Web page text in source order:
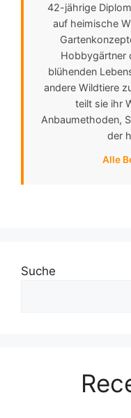
42-jährige
auf heimische
Hobbygärtner
blühenden
andere Wildtiere
teilt sie ihr
Anbaumethoden,
der
Alle
Suche